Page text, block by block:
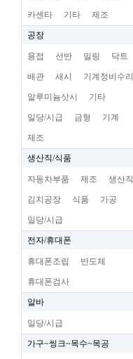
카센타 기타 제조
공장
용접 선반 밀링 닥트
배관 새시 기계정비수리
알루미늄삿시 기타
일당/시급 금형 기계
제조
생산직/식품
자동차부품 제조 생산직
김치공장 식품 가공
일당/시급
전자/휴대폰
휴대폰조립 반도체
휴대폰검사
알바
일당/시급
가구~씽크~목수~목공